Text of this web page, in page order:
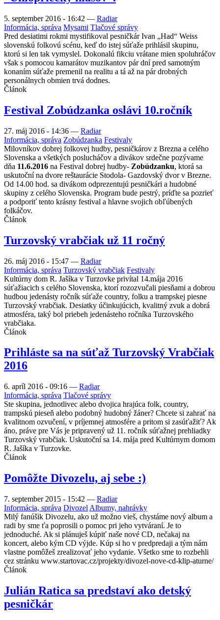
5. september 2016 - 16:42 — Radiar
Informácia, správa Mysami Tlačové správy
Pred desiatimi rokmi mystifikoval pesničkár Ivan „Had“ Weiss
slovenskú folkovú scénu, keď do istej súťaže prihlásil skupinu,
ktorú si len tak vymyslel. Dokonalú fikciu vrátane mien spoluhráčov
však s pomocou kamarátov muzikantov pár dní pred samotným
konaním súťaže premenil na realitu a tá až na pár drobných
personálnych obmien trvá dodnes.
Článok
Festival Zobúdzanka oslávi 10.ročník
27. máj 2016 - 14:36 — Radiar
Informácia, správa Zobúdzanka Festivaly
Milovníkov dobrej folkovej hudby, pesničkárov z Brezna a celého
Slovenska a všetkých poslucháčov a divákov srdečne pozývame
dňa 11.6.2016 na Festival dobrej hudby- Zobúdzanku, ktorá sa
uskutoční na dvore reštaurácie Stodola- Gazdovský dvor v Brezne.
Od 14.00 hod. sa divákom odprezentujú pesničkári a hudobné
skupiny z celého Slovenska. Program bude pestrý, príďte sa pozrieť
a podporiť tento krásny festival a hlavne svojich obľúbených
folkáčov.
Článok
Turzovský vrabčiak už 11 ročný
26. máj 2016 - 15:47 — Radiar
Informácia, správa Turzovský vrabčiak Festivaly
Kultúrny dom R. Jašíka v Turzovke privítal 14.mája 2016
súťažiacich s celého Slovenska, ktorí rozozvučali piesňami a dobrou
hudbou jedenásty ročník súťaže country, folku a trampskej piesne
Turzovský vrabčiak. Desiatky účinkujúcich, kvalitný zvuk a dobrá
atmosféra, taký bol priebeh jedenásteho ročníka Turzovského
vrabčiaka.
Článok
Prihláste sa na súťaž Turzovský Vrabčiak
2016
6. apríl 2016 - 09:16 — Radiar
Informácia, správa Tlačové správy
Ste skupina, jednotlivec alebo dvojica hrajúca folk, country,
trampskú pieseň alebo podobný hudobný žáner? Chcete si zahrať na
kvalitnom ozvučení, v príjemnej atmosfére a pritom si zasúťažiť? Ak
áno, práve pre Vás je pripravený už 11. ročník súťažnej prehliadky
Turzovský vrabčiak. Uskutoční sa 14. mája pred Kultúrnym domom
R. Jašíka v Turzovke.
Článok
Pomôžte Divozelu, aj sebe :)
7. september 2015 - 15:42 — Radiar
Informácia, správa Divozel Albumy, nahrávky
Milý fanúšik Divozelu, ako už možno vieš, chystáme nový album a
radi by sme ťa poprosili o pomoc pri jeho vytváraní. Je to
jednoduché. Ak si plánuješ kúpiť naše nové CD, nečakaj na
koncert, alebo kým CD výjde. Kúp si ho v predpredaji a tým nám
vlastne pomôžeš zrealizovať jeho vydanie. Všetko sme to rozbehli
cez stránku www.startovac.cz/projekty/divozel-nove-cd-klip-aturne/
Článok
Julián Ratica sa predstaví ako detský
pesničkár